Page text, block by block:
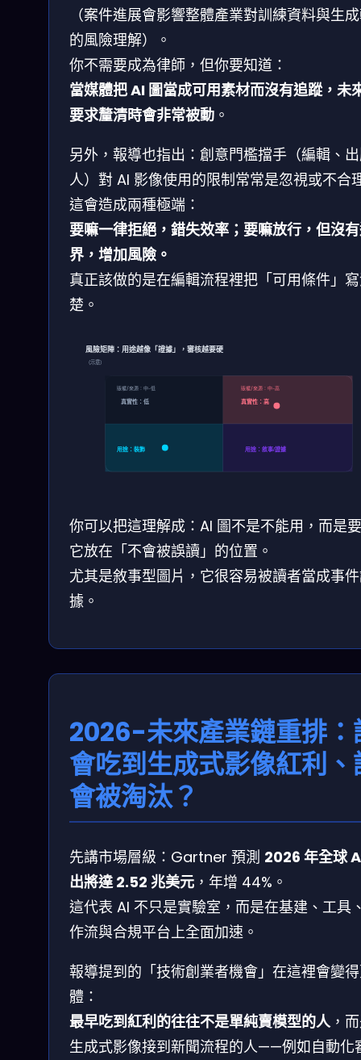
（案件進展會影響整體產業對訓練資料與生
的風險理解）。
你不需要成為律師，但你要知道：
當媒體把 AI 圖當成可用素材而沒有追蹤，未
要求釐清時會非常被動 。
另外，報導也指出：創意門檻擋手（編輯、
人）對 AI 影像使用的限制常常是忽視或不合
這會造成兩種極端：
要嘛一律拒絕，錯失效率；要嘛放行，但沒
界，增加風險。
真正該做的是在編輯流程裡把「可用條件」
楚。
風險矩陣：用途越像「證據」，審核越要硬
（示意）
真實性：低 真實性：高
用途：裝飾 用途：敘事/證據
版權/來源：中-低 版權/來源：中-高
你可以把這理解成：AI 圖不是不能用，而是
它放在「不會被誤讀」的位置。
尤其是敘事型圖片，它很容易被讀者當成事
據。
2026-未來產業鏈重排：
會吃到生成式影像紅利、
會被淘汰？
先講市場層級：Gartner 預測 2026 年全球
出將達 2.52 兆美元 ，年增 44%。
這代表 AI 不只是實驗室，而是在基建、工具
作流與合規平台上全面加速。
報導提到的「技術創業者機會」在這裡會變
體：
最早吃到紅利的往往不是單純賣模型的人，
生成式影像接到新聞流程的人——例如自動化